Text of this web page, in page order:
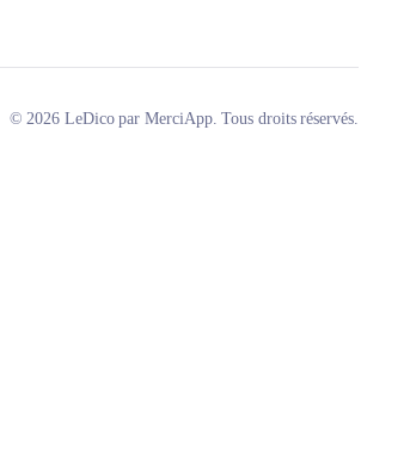
© 2026 LeDico par MerciApp. Tous droits réservés.